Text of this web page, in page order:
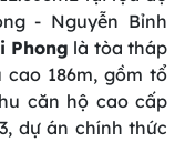
- Nguyễn Bỉnh
Phong là tòa tháp
186m, gồm tổ
căn hộ cao cấp
dự án chính thức